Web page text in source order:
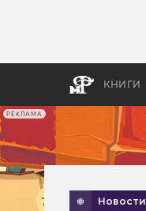
РЕКЛАМА
КНИГИ
Новости